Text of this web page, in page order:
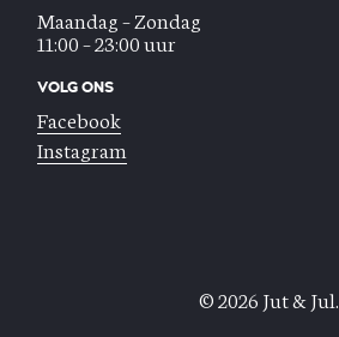
Maandag – Zondag
11:00 – 23:00 uur
VOLG ONS
Facebook
Instagram
© 2026 Jut & Jul.